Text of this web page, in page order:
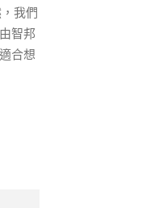
我們
智邦
合想